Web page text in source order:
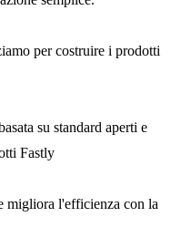
per costruire i prodotti
su standard aperti e
Fastly
migliora l'efficienza con la